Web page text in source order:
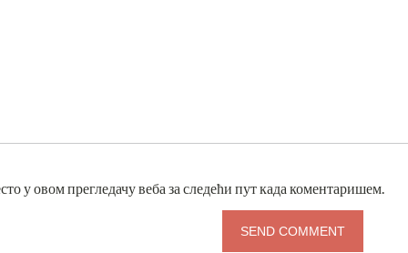
у овом прегледачу веба за следећи пут када коментаришем.